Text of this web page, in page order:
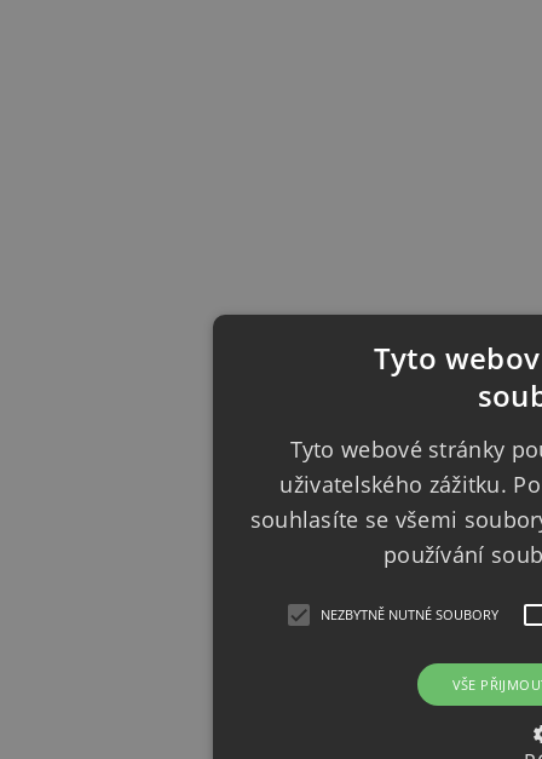
Tyto
Tyto webové stránky
uživatelského zážitku.
souhlasíte se všemi
používání
NEZBYTNĚ NUTNÉ SOUBORY
VŠE